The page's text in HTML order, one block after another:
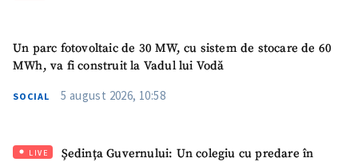
Un parc fotovoltaic de 30 MW, cu sistem de stocare de 60
MWh, va fi construit la Vadul lui Vodă
SOCIAL 5 august 2026, 10:58
LIVE
Ședința Guvernului: Un colegiu cu predare în